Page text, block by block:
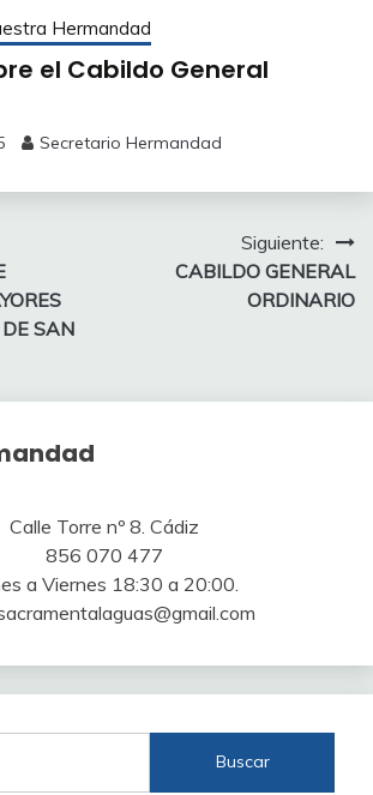
Hermandad
el Cabildo General
Secretario Hermandad
SAN
Siguiente:
CABILDO GENERAL
ORDINARIO
Calle Torre nº 8. Cádiz
856 070 477
a Viernes 18:30 a 20:00.